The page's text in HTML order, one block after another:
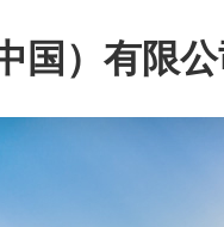
国）有限